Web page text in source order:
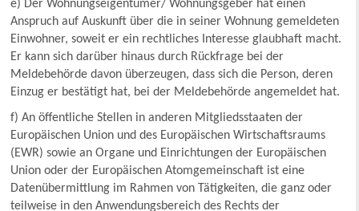
e) Der Wohnungseigentümer/ Wohnungsgeber hat einen
Anspruch auf Auskunft über die in seiner Wohnung gemeldeten
Einwohner, soweit er ein rechtliches Interesse glaubhaft macht.
Er kann sich darüber hinaus durch Rückfrage bei der
Meldebehörde davon überzeugen, dass sich die Person, deren
Einzug er bestätigt hat, bei der Meldebehörde angemeldet hat.
f) An öffentliche Stellen in anderen Mitgliedsstaaten der
Europäischen Union und des Europäischen Wirtschaftsraums
(EWR) sowie an Organe und Einrichtungen der Europäischen
Union oder der Europäischen Atomgemeinschaft ist eine
Datenübermittlung im Rahmen von Tätigkeiten, die ganz oder
teilweise in den Anwendungsbereich des Rechts der